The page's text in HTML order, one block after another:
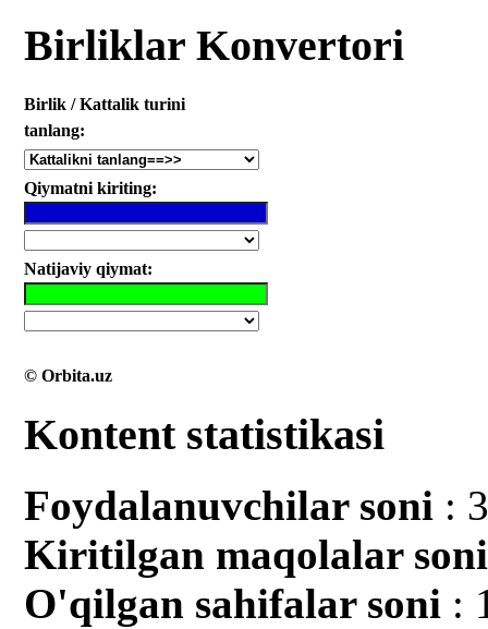
Birliklar Konvertori
Birlik / Kattalik turini
tanlang:
Qiymatni kiriting:
Natijaviy qiymat:
© Orbita.uz
Kontent statistikasi
Foydalanuvchilar soni :
Kiritilgan mаqolalar soni
O'qilgan sahifalar soni :